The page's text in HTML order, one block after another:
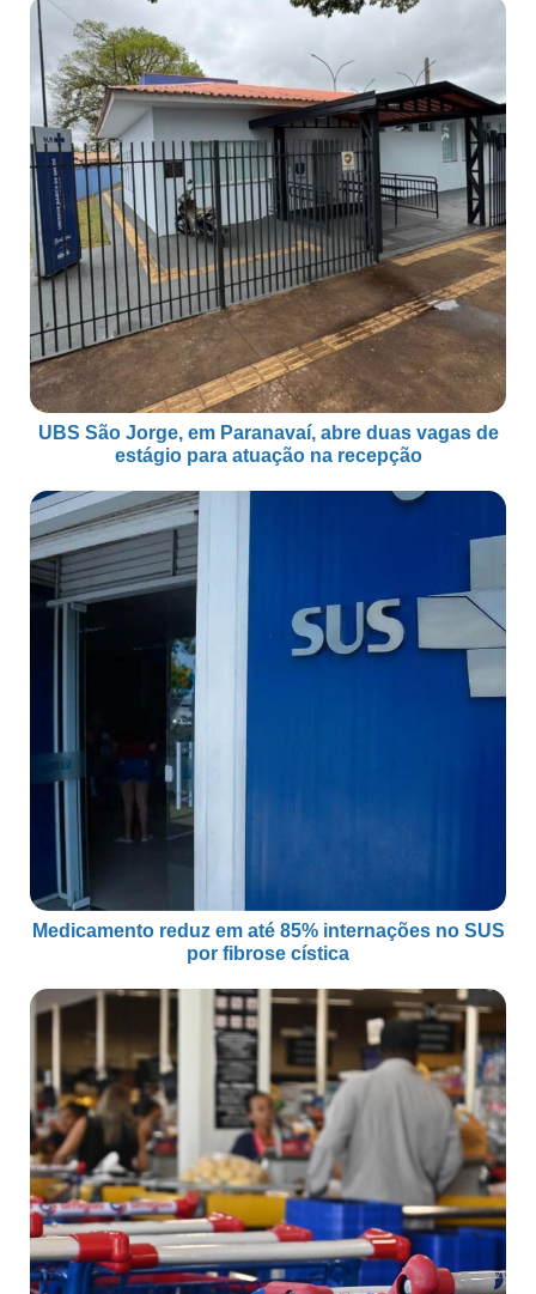
UBS São Jorge, em Paranavaí, abre duas vagas de
estágio para atuação na recepção
Medicamento reduz em até 85% internações no SUS
por fibrose cística